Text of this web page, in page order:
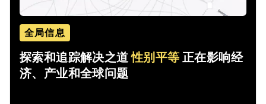
全局信息
探索和追踪解决之道性别平等 正在影响经
济、产业和全球问题